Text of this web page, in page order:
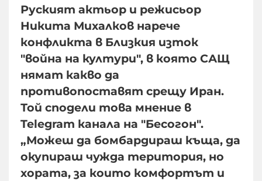
Руският актьор и режисьор
Никита Михалков нарече
конфликта в Близкия изток
"война на култури", в която САЩ
нямат какво да
противопоставят срещу Иран.
Той сподели това мнение в
Telegram канала на "Бесогон".
„Можеш да бомбардираш къща, да
окупираш чужда територия, но
хората, за които комфортът и